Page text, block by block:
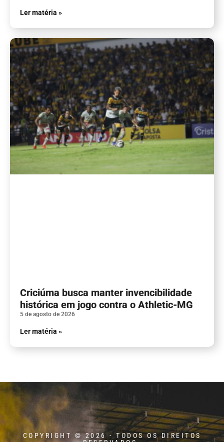
Ler matéria »
Criciúma busca manter invencibilidade
histórica em jogo contra o Athletic-MG
5 de agosto de 2026
Ler matéria »
COPYRIGHT © 2026 - TODOS OS DIREITOS